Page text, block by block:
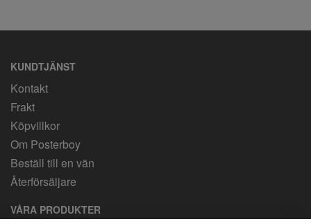
KUNDTJÄNST
Kontakt
Frakt
Köpvillkor
Om Posterboy
Beställ till en vän
Återförsäljare
VÅRA PRODUKTER